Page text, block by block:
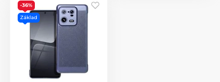
-36%
Základ